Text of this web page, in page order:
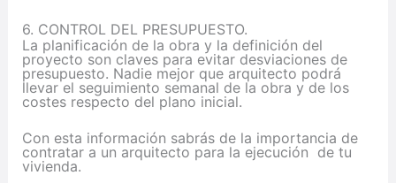
6. CONTROL DEL PRESUPUESTO.
La planificación de la obra y la definición del
proyecto son claves para evitar desviaciones de
presupuesto. Nadie mejor que arquitecto podrá
llevar el seguimiento semanal de la obra y de los
costes respecto del plano inicial.
Con esta información sabrás de la importancia de
contratar a un arquitecto para la ejecución de tu
vivienda.